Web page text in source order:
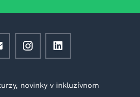
novinky v inkluzívnom